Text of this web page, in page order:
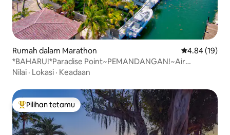
Rumah dalam Marathon Penarafan
4.84 (19)
*BAHARU!*Paradise Point~PEMANDANGAN!~Air
Terbuka~Dok~Kolam Renang!
Nilai · Lokasi · Keadaan
Pilihan utama tetamu
Pilihan tetamu